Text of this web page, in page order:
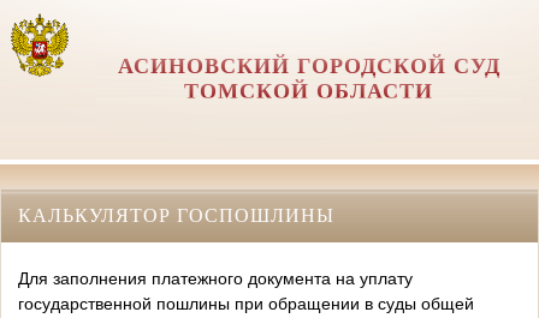
АСИНОВСКИЙ ГОРОДСКОЙ СУД
ТОМСКОЙ ОБЛАСТИ
КАЛЬКУЛЯТОР ГОСПОШЛИНЫ
Для заполнения платежного документа на уплату
государственной пошлины при обращении в суды общей